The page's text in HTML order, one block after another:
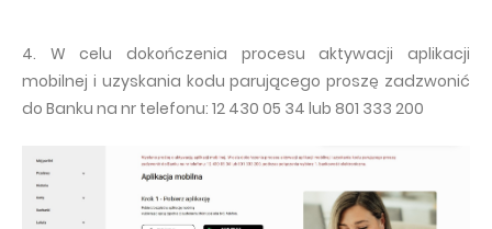
4. W celu dokończenia procesu aktywacji aplikacji
mobilnej i uzyskania kodu parującego proszę zadzwonić
do Banku na nr telefonu: 12 430 05 34 lub 801 333 200